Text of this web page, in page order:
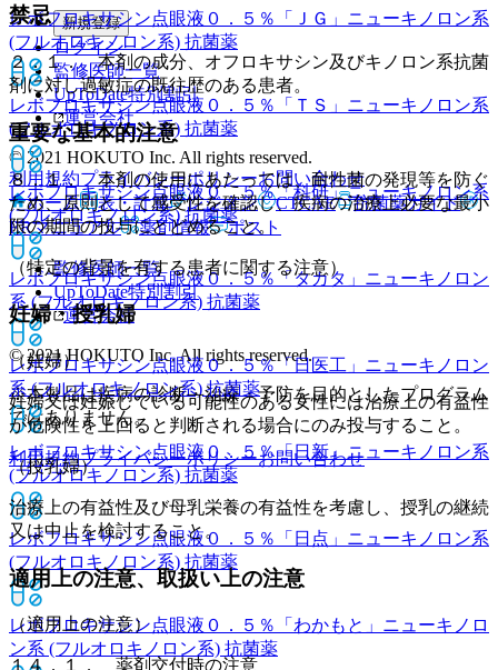
レボフロキサシン点眼液０．５％「ＪＧ」 ニューキノロン系
(フルオロキノロン系) 抗菌薬
レボフロキサシン点眼液０．５％「ＴＳ」 ニューキノロン系
(フルオロキノロン系) 抗菌薬
レボフロキサシン点眼液０．５％「科研」ニューキノロン系
(フルオロキノロン系) 抗菌薬
レボフロキサシン点眼液０．５％「タカタ」 ニューキノロン
系 (フルオロキノロン系) 抗菌薬
レボフロキサシン点眼液０．５％「日医工」 ニューキノロン
系 (フルオロキノロン系) 抗菌薬
レボフロキサシン点眼液０．５％「日新」 ニューキノロン系
(フルオロキノロン系) 抗菌薬
レボフロキサシン点眼液０．５％「日点」 ニューキノロン系
(フルオロキノロン系) 抗菌薬
レボフロキサシン点眼液０．５％「わかもと」 ニューキノロ
ン系 (フルオロキノロン系) 抗菌薬
禁忌
２．１． 本剤の成分、オフロキサシン及びキノロン系抗菌
剤に対し過敏症の既往歴のある患者。
重要な基本的注意
８．１． 本剤の使用にあたっては、耐性菌の発現等を防ぐ
ため、原則として感受性を確認し、疾病の治療上必要な最小
限の期間の投与にとどめること。
（特定の背景を有する患者に関する注意）
妊婦・授乳婦
（妊婦）
妊婦又は妊娠している可能性のある女性には治療上の有益性
が危険性を上回ると判断される場合にのみ投与すること。
（授乳婦）
治療上の有益性及び母乳栄養の有益性を考慮し、授乳の継続
又は中止を検討すること。
適用上の注意、取扱い上の注意
（適用上の注意）
１４．１． 薬剤交付時の注意
新規登録
ログイン
監修医師一覧
UpToDate特別割引
運営会社
© 2021 HOKUTO Inc. All rights reserved.
利用規約プライバシーポリシーお問い合わせ
ホーム
表・計算 レジメン CTCAE
抗菌薬ガイド
ERマニュアル
薬剤情報 ポスト
監修医師一覧
UpToDate特別割引
運営会社
© 2021 HOKUTO Inc. All rights reserved.
※本製品は疾病の診断・治療・予防を目的としたプログラム
ではありません。
利用規約プライバシーポリシーお問い合わせ